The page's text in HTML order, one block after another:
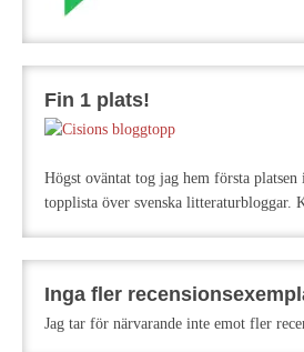
Fin 1 plats!
Högst oväntat tog jag hem första
topplista över svenska litteraturbloggar.
Inga fler
Jag tar för närvarande inte emot fler